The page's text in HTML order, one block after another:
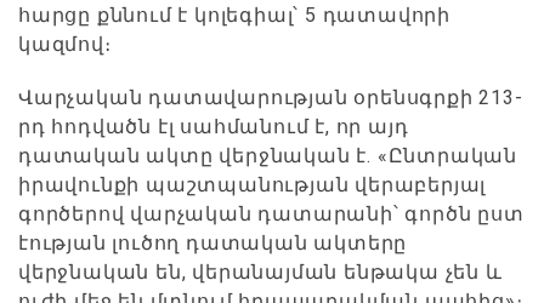
հարցը քննում է կոլեգիալ՝ 5 դատավորի
կազմով։
Վարչական դատավարության օրենսգրքի 213-
րդ հոդվածն էլ սահմանում է, որ այդ
դատական ակտը վերջնական է. «Ընտրական
իրավունքի պաշտպանության վերաբերյալ
գործերով վարչական դատարանի՝ գործն ըստ
էության լուծող դատական ակտերը
վերջնական են, վերանայման ենթակա չեն և